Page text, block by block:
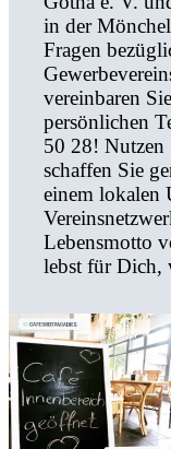
in der
Fragen
vereinbaren
persönlichen
50 28! Nutzen
schaffen Sie
einem lokalen
Lebensmotto
lebst für Dich,